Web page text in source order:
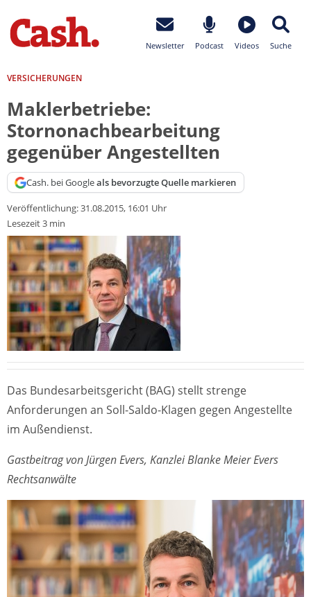
Newsletter Podcast Videos Suche
VERSICHERUNGEN
Maklerbetriebe:
Stornonachbearbeitung
gegenüber Angestellten
Cash. bei Googleals bevorzugte Quelle markieren
Veröffentlichung:31.08.2015, 16:01 Uhr
Lesezeit 3 min
Das Bundesarbeitsgericht (BAG) stellt strenge
Anforderungen an Soll-Saldo-Klagen gegen Angestellte
im Außendienst.
Gastbeitrag von Jürgen Evers, Kanzlei Blanke Meier Evers
Rechtsanwälte